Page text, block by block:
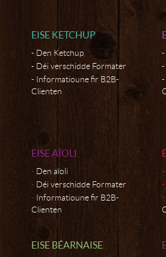
EISE KETCHUP
Den Ketchup
Déi verschidde Formater
Informatioune fir B2B-
Clienten
EISE AÏOLI
Den aïoli
Déi verschidde Formater
Informatioune fir B2B-
Clienten
EISE BÉARNAISE